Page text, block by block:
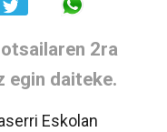
2ra
egin daiteke.
Eskolan